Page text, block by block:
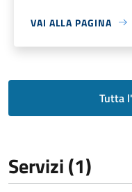
VAI ALLA PAGINA
Tutta
Servizi (1)